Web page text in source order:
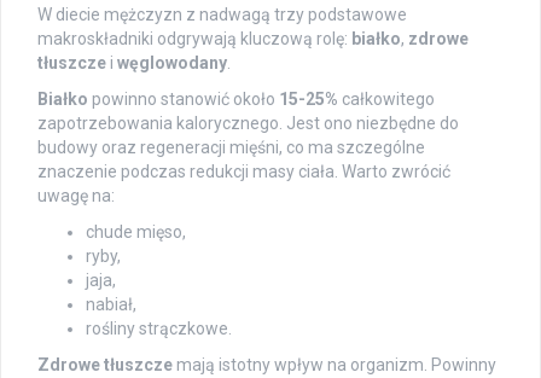
W diecie mężczyzn z nadwagą trzy podstawowe
makroskładniki odgrywają kluczową rolę: białko, zdrowe
tłuszcze i węglowodany.
Białko powinno stanowić około 15-25% całkowitego
zapotrzebowania kalorycznego. Jest ono niezbędne do
budowy oraz regeneracji mięśni, co ma szczególne
znaczenie podczas redukcji masy ciała. Warto zwrócić
uwagę na:
chude mięso,
ryby,
jaja,
nabiał,
rośliny strączkowe.
Zdrowe tłuszcze mają istotny wpływ na organizm. Powinny